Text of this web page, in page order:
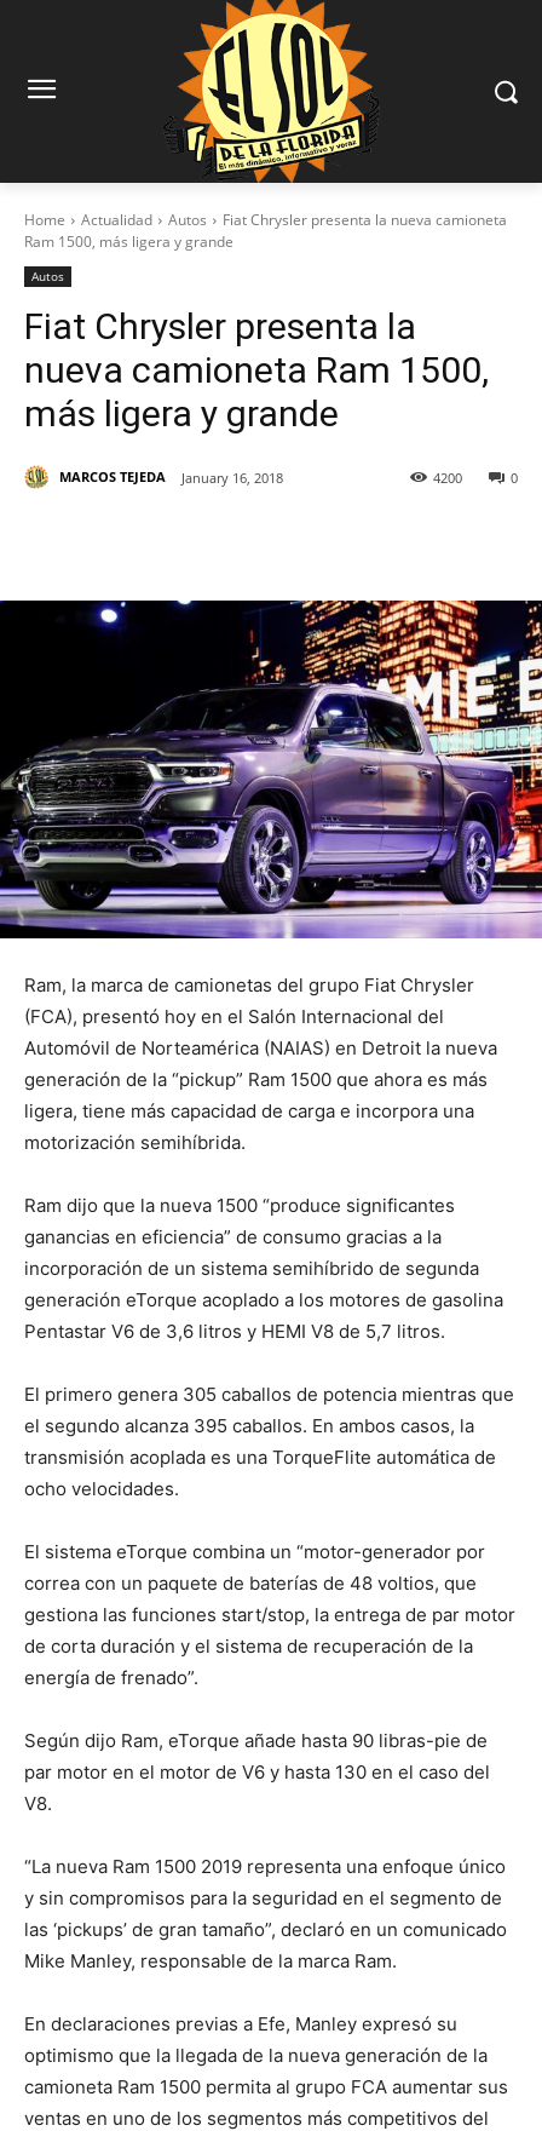
Home Actualidad Autos
Fiat Chrysler presenta la nueva camioneta
Ram 1500, más ligera y grande
Autos
Fiat Chrysler presenta la
nueva camioneta Ram 1500,
más ligera y grande
MARCOS TEJEDA January 16, 2018 0
4200
Ram, la marca de camionetas del grupo Fiat Chrysler
(FCA), presentó hoy en el Salón Internacional del
Automóvil de Norteamérica (NAIAS) en Detroit la nueva
generación de la “pickup” Ram 1500 que ahora es más
ligera, tiene más capacidad de carga e incorpora una
motorización semihíbrida.
Ram dijo que la nueva 1500 “produce significantes
ganancias en eficiencia” de consumo gracias a la
incorporación de un sistema semihíbrido de segunda
generación eTorque acoplado a los motores de gasolina
Pentastar V6 de 3,6 litros y HEMI V8 de 5,7 litros.
El primero genera 305 caballos de potencia mientras que
el segundo alcanza 395 caballos. En ambos casos, la
transmisión acoplada es una TorqueFlite automática de
ocho velocidades.
El sistema eTorque combina un “motor-generador por
correa con un paquete de baterías de 48 voltios, que
gestiona las funciones start/stop, la entrega de par motor
de corta duración y el sistema de recuperación de la
energía de frenado”.
Según dijo Ram, eTorque añade hasta 90 libras-pie de
par motor en el motor de V6 y hasta 130 en el caso del
V8.
“La nueva Ram 1500 2019 representa una enfoque único
y sin compromisos para la seguridad en el segmento de
las ‘pickups’ de gran tamaño”, declaró en un comunicado
Mike Manley, responsable de la marca Ram.
En declaraciones previas a Efe, Manley expresó su
optimismo que la llegada de la nueva generación de la
camioneta Ram 1500 permita al grupo FCA aumentar sus
ventas en uno de los segmentos más competitivos del